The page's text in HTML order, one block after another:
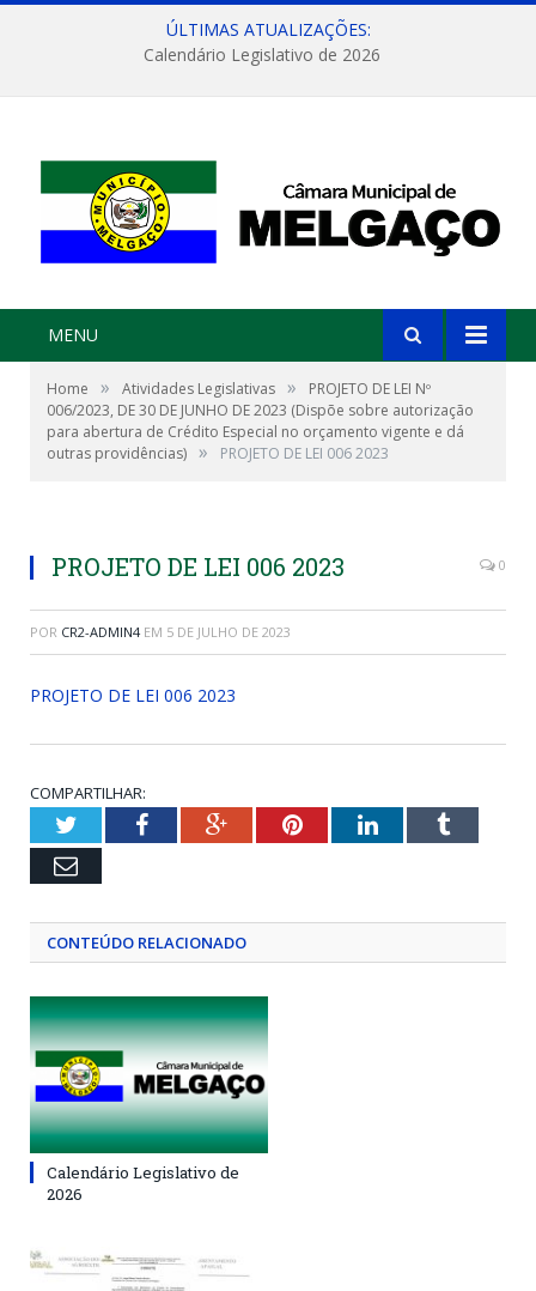
ÚLTIMAS ATUALIZAÇÕES:
Calendário Legislativo de 2026
MENU
Home » Atividades Legislativas »
PROJETO DE LEI Nº
006/2023, DE 30 DE JUNHO DE 2023 (Dispõe sobre autorização
para abertura de Crédito Especial no orçamento vigente e dá
outras providências) » PROJETO DE LEI 006 2023
PROJETO DE LEI 006 2023 0
POR CR2-ADMIN4 EM 5 DE JULHO DE 2023
PROJETO DE LEI 006 2023
COMPARTILHAR:
TwitterFacebookGoogle+PinterestLinkedInTumblr
Email
CONTEÚDO RELACIONADO
Calendário Legislativo de
2026